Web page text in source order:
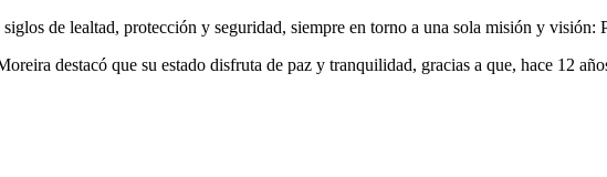
siglos de lealtad, protección y seguridad, siempre en torno a una sola misión y
destacó que su estado disfruta de paz y tranquilidad, gracias a que, hace 12